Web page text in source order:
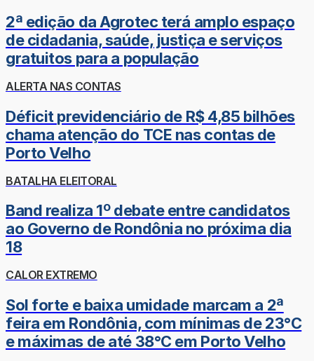
2ª edição da Agrotec terá amplo espaço
de cidadania, saúde, justiça e serviços
gratuitos para a população
ALERTA NAS CONTAS
Déficit previdenciário de R$ 4,85 bilhões
chama atenção do TCE nas contas de
Porto Velho
BATALHA ELEITORAL
Band realiza 1º debate entre candidatos
ao Governo de Rondônia no próxima dia
18
CALOR EXTREMO
Sol forte e baixa umidade marcam a 2ª
feira em Rondônia, com mínimas de 23°C
e máximas de até 38°C em Porto Velho